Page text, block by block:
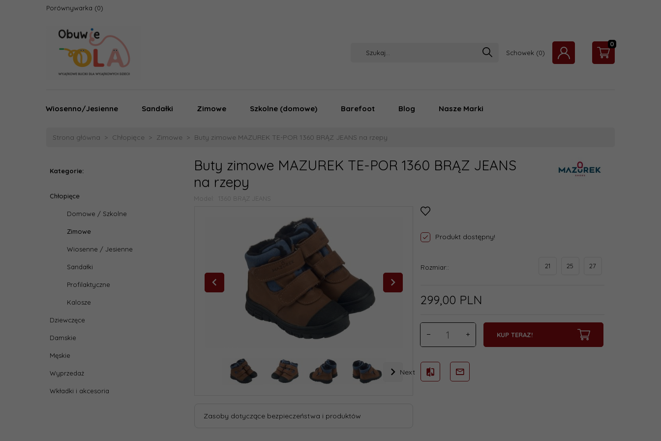
Porównywarka
Schowek
0
Wiosenno/Jesienne Sandałki Zimowe Szkolne (domowe) Barefoot Blog Nasze Marki
Strona główna Chłopięce Zimowe Buty zimowe MAZUREK TE-POR 1360 BRĄZ JEANS na rzepy
Kategorie:
Chłopięce
Domowe / Szkolne
Zimowe
Wiosenne / Jesienne
Sandałki
Profilaktyczne
Kalosze
Dziewczęce
Damskie
Męskie
Wyprzedaż
Wkładki i akcesoria
Buty zimowe MAZUREK TE-POR 1360 BRĄZ JEANS
na rzepy
Model: 1360 BRĄZ JEANS
Next
Zasoby dotyczące bezpieczeństwa i produktów
Produkt dostępny!
Rozmiar:: 21 25 27
299,00 PLN
KUP TERAZ!